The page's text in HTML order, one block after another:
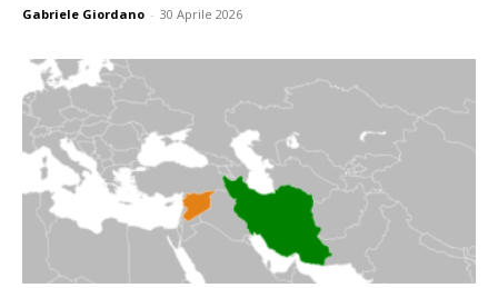
Gabriele Giordano - 30 Aprile 2026